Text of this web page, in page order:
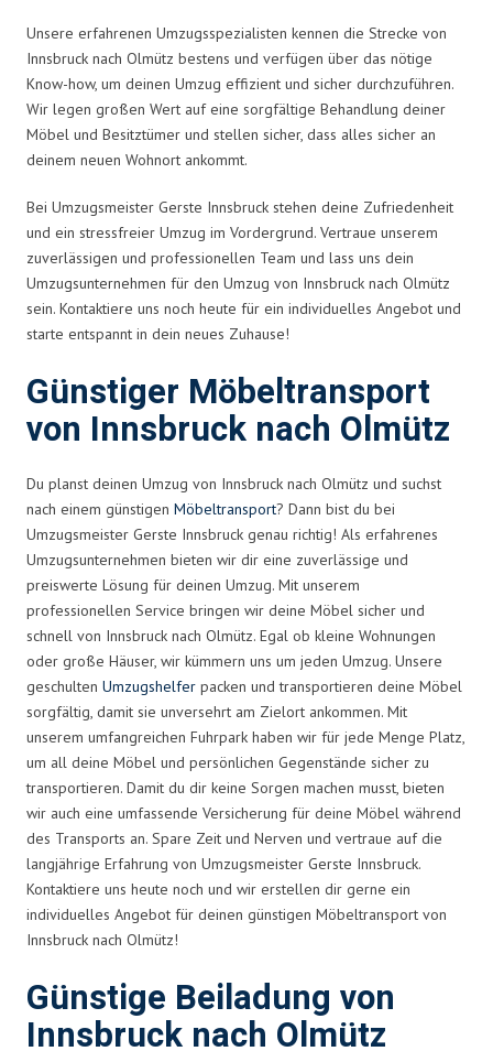
Unsere erfahrenen Umzugsspezialisten kennen die Strecke von
Innsbruck nach Olmütz bestens und verfügen über das nötige
Know-how, um deinen Umzug effizient und sicher durchzuführen.
Wir legen großen Wert auf eine sorgfältige Behandlung deiner
Möbel und Besitztümer und stellen sicher, dass alles sicher an
deinem neuen Wohnort ankommt.
Bei Umzugsmeister Gerste Innsbruck stehen deine Zufriedenheit
und ein stressfreier Umzug im Vordergrund. Vertraue unserem
zuverlässigen und professionellen Team und lass uns dein
Umzugsunternehmen für den Umzug von Innsbruck nach Olmütz
sein. Kontaktiere uns noch heute für ein individuelles Angebot und
starte entspannt in dein neues Zuhause!
Günstiger Möbeltransport
von Innsbruck nach Olmütz
Du planst deinen Umzug von Innsbruck nach Olmütz und suchst
nach einem günstigen Möbeltransport? Dann bist du bei
Umzugsmeister Gerste Innsbruck genau richtig! Als erfahrenes
Umzugsunternehmen bieten wir dir eine zuverlässige und
preiswerte Lösung für deinen Umzug. Mit unserem
professionellen Service bringen wir deine Möbel sicher und
schnell von Innsbruck nach Olmütz. Egal ob kleine Wohnungen
oder große Häuser, wir kümmern uns um jeden Umzug. Unsere
geschulten Umzugshelfer packen und transportieren deine Möbel
sorgfältig, damit sie unversehrt am Zielort ankommen. Mit
unserem umfangreichen Fuhrpark haben wir für jede Menge Platz,
um all deine Möbel und persönlichen Gegenstände sicher zu
transportieren. Damit du dir keine Sorgen machen musst, bieten
wir auch eine umfassende Versicherung für deine Möbel während
des Transports an. Spare Zeit und Nerven und vertraue auf die
langjährige Erfahrung von Umzugsmeister Gerste Innsbruck.
Kontaktiere uns heute noch und wir erstellen dir gerne ein
individuelles Angebot für deinen günstigen Möbeltransport von
Innsbruck nach Olmütz!
Günstige Beiladung von
Innsbruck nach Olmütz